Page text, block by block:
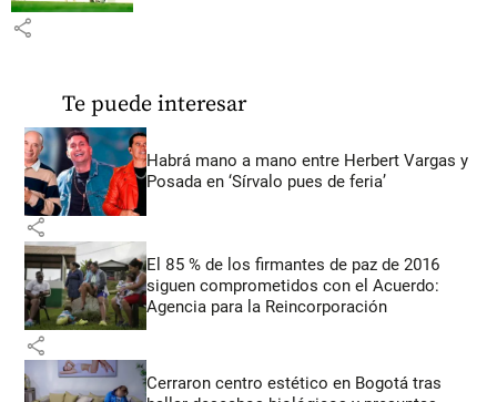
share
Te puede interesar
Habrá mano a mano entre Herbert Vargas y
Posada en ‘Sírvalo pues de feria’
share
El 85 % de los firmantes de paz de 2016
siguen comprometidos con el Acuerdo:
Agencia para la Reincorporación
share
Cerraron centro estético en Bogotá tras